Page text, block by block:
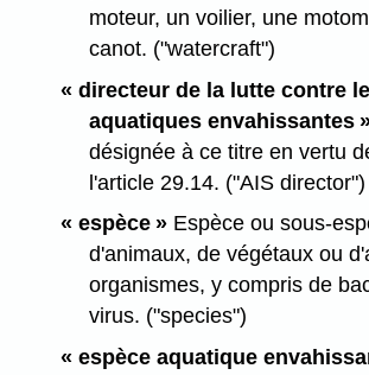
moteur, un voilier, une
canot. ("watercraft")
« directeur de la lutte contre
aquatiques envahissantes
désignée à ce titre en vertu
l'article 29.14. ("AIS director")
« espèce »Espèce ou sous-
d'animaux, de végétaux ou
organismes, y compris de
virus. ("species")
« espèce aquatique